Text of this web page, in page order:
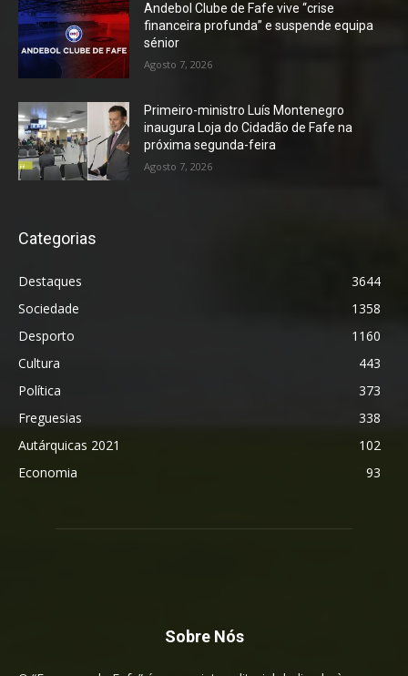
Andebol Clube de Fafe vive “crise
financeira profunda” e suspende equipa
sénior
Agosto 7, 2026
Primeiro-ministro Luís Montenegro
inaugura Loja do Cidadão de Fafe na
próxima segunda-feira
Agosto 7, 2026
Categorias
Destaques
3644
Sociedade
1358
Desporto
1160
Cultura
443
Política
373
Freguesias
338
Autárquicas 2021
102
Economia
93
Sobre Nós